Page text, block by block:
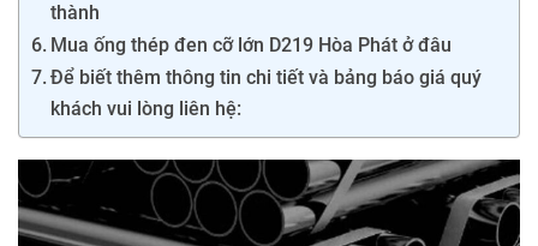
thành
Mua ống thép đen cỡ lớn D219 Hòa Phát ở đâu
Để biết thêm thông tin chi tiết và bảng báo giá quý
khách vui lòng liên hệ: